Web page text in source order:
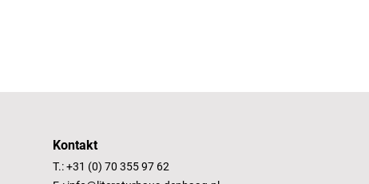
Kontakt
T.: +31 (0) 70 355 97 62